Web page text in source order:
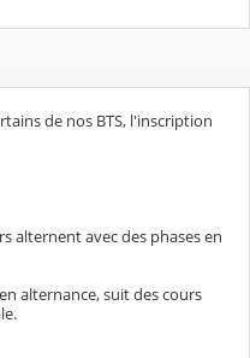
de nos BTS, l'inscription
alternent avec des phases en
alternance, suit des cours